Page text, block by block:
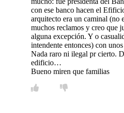
con ese banco hacen el
arquitecto era un caminal (no
muchos reclamos y creo que
alguna excepción. Y o
intendente entonces) con
Nada raro ni ilegal pr cierto.
edificio…
Bueno miren que familias